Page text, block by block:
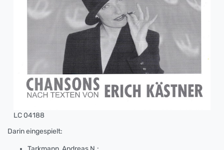
LC 04188
Darin eingespielt: